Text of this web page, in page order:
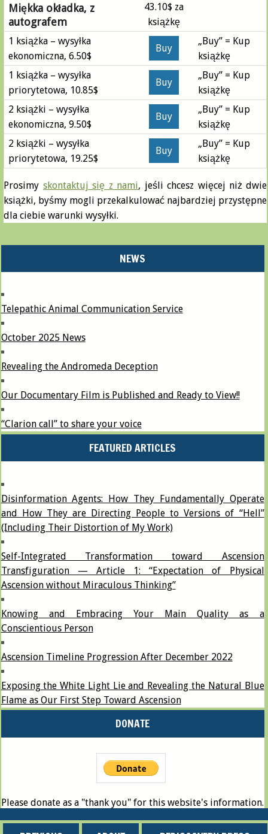
Miękka okładka, z
autografem
43.10$ za
książkę
1 książka – wysyłka
ekonomiczna, 6.50$
„Buy” = Kup
książkę
1 książka – wysyłka
priorytetowa, 10.85$
„Buy” = Kup
książkę
2 książki – wysyłka
ekonomiczna, 9.50$
„Buy” = Kup
książkę
2 książki – wysyłka
priorytetowa, 19.25$
„Buy” = Kup
książkę
Prosimy skontaktuj się z nami, jeśli chcesz więcej niż dwie
książki, byśmy mogli przekalkulować najbardziej przystępne
dla ciebie warunki wysyłki.
NEWS
Telepathic Animal Communication Service
October 2025 News
Revealing the Andromeda Deception
Our Documentary Film is Published and Ready to View!!
“Clarion call” to share your voice
FEATURED ARTICLES
Disinformation Agents: How They Fundamentally Operate
and How They are Directing People to Versions of “Hell”
(Including Their Distortion of My Work)
Self-Integrated Transformation toward Ascension
Transfiguration — Article 1: “Expectation of Physical
Ascension without Miraculous Thinking”
Knowing and Embracing Your Main Quality as a
Conscientious Person
Ascension Timeline Progression After December 2022
Exposing the White Light Lie and Revealing the Natural Blue
Flame as Our First Step Toward Ascension
DONATE
Please donate as a "thank you" for this website's information.